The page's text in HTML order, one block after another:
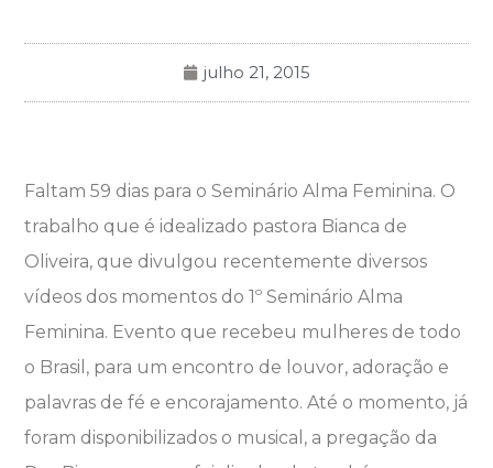
julho 21, 2015
Faltam 59 dias para o Seminário Alma Feminina. O
trabalho que é idealizado pastora Bianca de
Oliveira, que divulgou recentemente diversos
vídeos dos momentos do 1º Seminário Alma
Feminina. Evento que recebeu mulheres de todo
o Brasil, para um encontro de louvor, adoração e
palavras de fé e encorajamento. Até o momento, já
foram disponibilizados o musical, a pregação da